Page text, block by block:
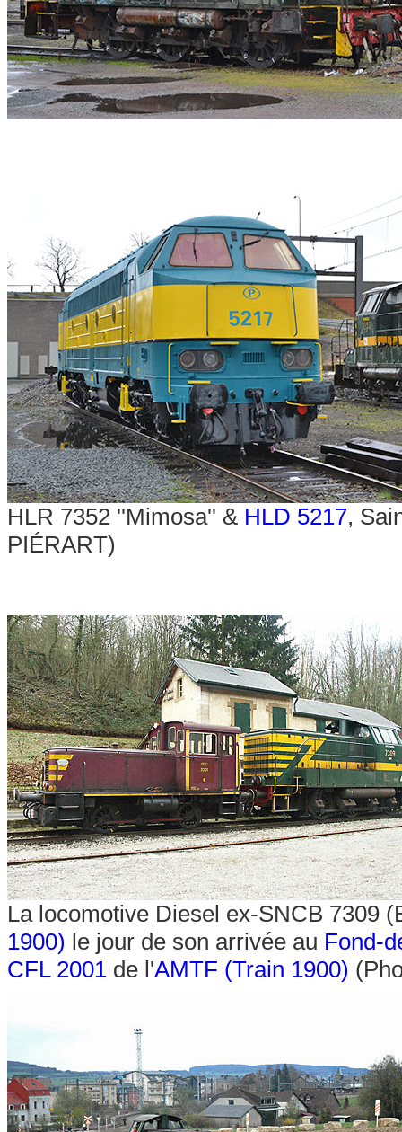
HLR 7352 ''Mimosa'' & HLD 5217,
PIÉRART)
La locomotive Diesel ex-SNCB 7309
1900) le jour de son arrivée au Fond-
CFL 2001 de l'AMTF (Train 1900)